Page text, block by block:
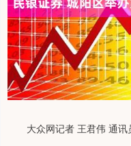
大众网记者 王君伟 通讯